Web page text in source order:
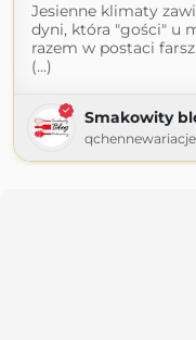
Jesienne klimaty
dyni, która "gości" u
razem w postaci
(...)
Smakowity